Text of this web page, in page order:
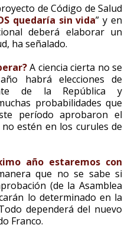
de Código de Salud
quedaría sin vida” y en
deberá elaborar un
ha señalado.
A ciencia cierta no se
habrá elecciones de
de la República y
probabilidades que
período aprobaron el
estén en los curules de
año estaremos con
que no se sabe si
(de la Asamblea
lo determinado en la
dependerá del nuevo
Franco.